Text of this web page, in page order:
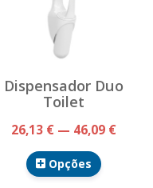
Dispensador Duo
Toilet
26,13 € — 46,09 €
Opções